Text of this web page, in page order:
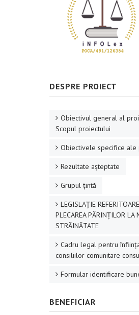
DESPRE PROIECT
Obiectivul general al
Scopul proiectului
Obiectivele specifice ale
Rezultate aşteptate
Grupul ţintă
LEGISLAȚIE
PLECAREA PĂRINȚILOR LA
STRĂINĂTATE
Cadru legal pentru
consiliilor comunitare
Formular identificare
BENEFICIAR